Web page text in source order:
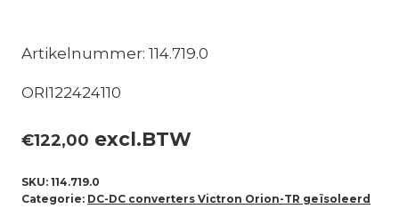
Artikelnummer: 114.719.0
ORI122424110
€122,00 excl.BTW
SKU: 114.719.0
Categorie: DC-DC converters Victron Orion-TR geïsoleerd